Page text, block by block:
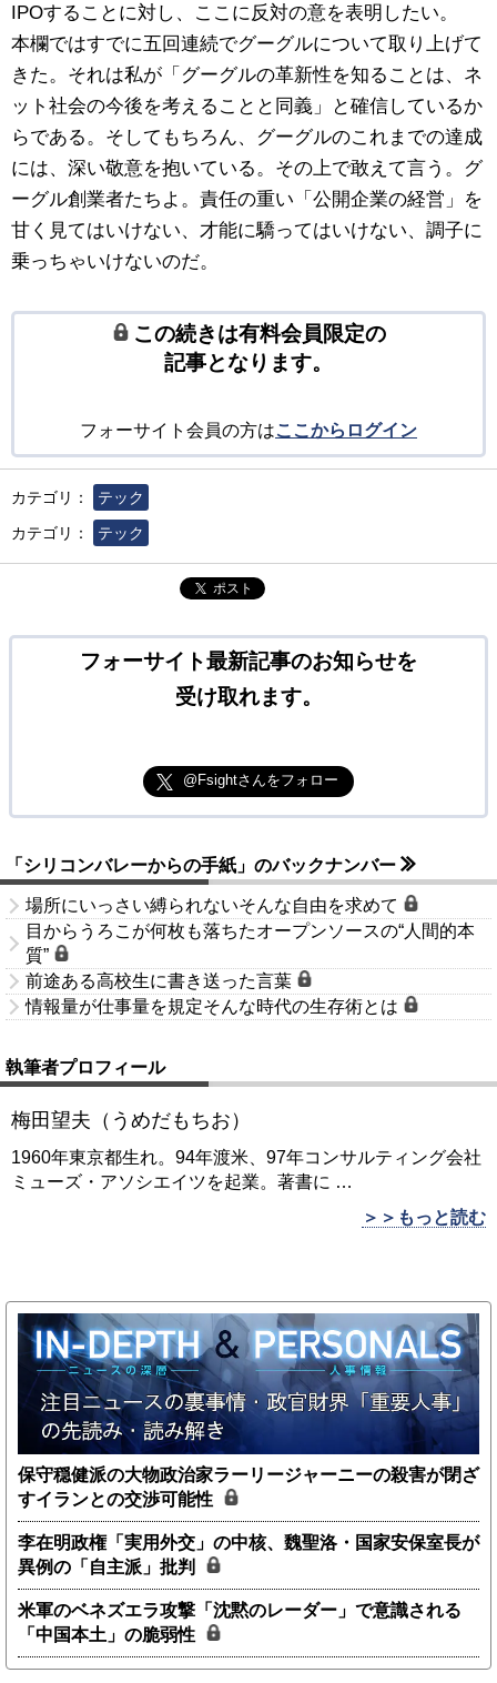
IPOすることに対し、ここに反対の意を表明したい。
本欄ではすでに五回連続でグーグルについて取り上げて
きた。それは私が「グーグルの革新性を知ることは、ネ
ット社会の今後を考えることと同義」と確信しているか
らである。そしてもちろん、グーグルのこれまでの達成
には、深い敬意を抱いている。その上で敢えて言う。グ
ーグル創業者たちよ。責任の重い「公開企業の経営」を
甘く見てはいけない、才能に驕ってはいけない、調子に
乗っちゃいけないのだ。
この続きは有料会員限定の
記事となります。
フォーサイト会員の方はここからログイン
カテゴリ：
テック
カテゴリ：
テック
ポスト
フォーサイト最新記事のお知らせを
受け取れます。
@Fsightさんをフォロー
「シリコンバレーからの手紙」のバックナンバー
場所にいっさい縛られないそんな自由を求めて
目からうろこが何枚も落ちたオープンソースの“人間的本
質”
前途ある高校生に書き送った言葉
情報量が仕事量を規定そんな時代の生存術とは
執筆者プロフィール
梅田望夫（うめだもちお）
1960年東京都生れ。94年渡米、97年コンサルティング会社
ミューズ・アソシエイツを起業。著書に …
＞＞もっと読む
保守穏健派の大物政治家ラーリージャーニーの殺害が閉ざ
すイランとの交渉可能性
李在明政権「実用外交」の中核、魏聖洛・国家安保室長が
異例の「自主派」批判
米軍のベネズエラ攻撃「沈黙のレーダー」で意識される
「中国本土」の脆弱性